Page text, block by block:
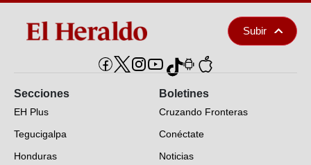
Subir
Secciones
EH Plus
Tegucigalpa
Honduras
Boletines
Cruzando Fronteras
Conéctate
Noticias